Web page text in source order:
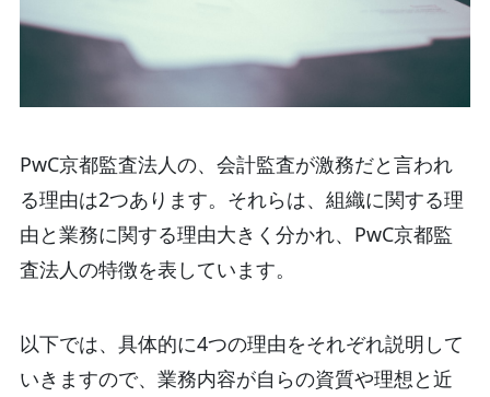
PwC京都監査法人の、会計監査が激務だと言われ
る理由は2つあります。それらは、組織に関する理
由と業務に関する理由大きく分かれ、PwC京都監
査法人の特徴を表しています。
以下では、具体的に4つの理由をそれぞれ説明して
いきますので、業務内容が自らの資質や理想と近